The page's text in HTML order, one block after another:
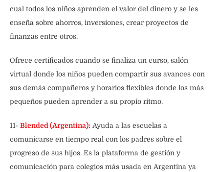
cual todos los niños aprenden el valor del dinero y se les
enseña sobre ahorros, inversiones, crear proyectos de
finanzas entre otros.
Ofrece certificados cuando se finaliza un curso, salón
virtual donde los niños pueden compartir sus avances con
sus demás compañeros y horarios flexibles donde los más
pequeños pueden aprender a su propio ritmo.
11- Blended (Argentina): Ayuda a las escuelas a
comunicarse en tiempo real con los padres sobre el
progreso de sus hijos. Es la plataforma de gestión y
comunicación para colegios más usada en Argentina ya